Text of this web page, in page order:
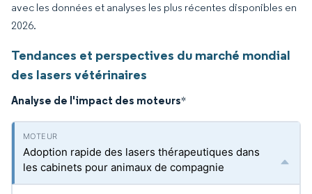
avec les données et analyses les plus récentes disponibles en
2026.
Tendances et perspectives du marché mondial
des lasers vétérinaires
Analyse de l'impact des moteurs*
Adoption rapide des lasers thérapeutiques dans
les cabinets pour animaux de compagnie